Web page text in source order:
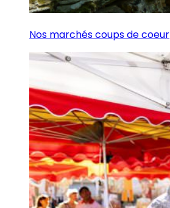
Nos marchés coups de coeur